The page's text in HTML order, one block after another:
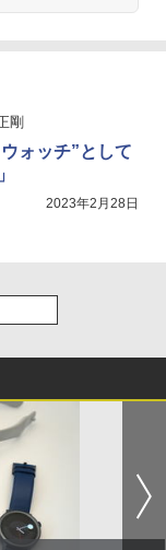
剛
ォッチ”として
2023年2月28日